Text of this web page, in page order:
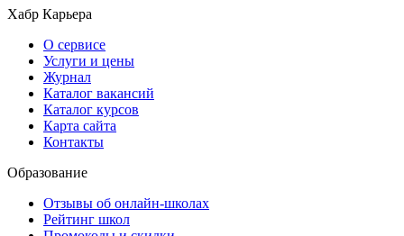
Хабр Карьера
О сервисе
Услуги и цены
Журнал
Каталог вакансий
Каталог курсов
Карта сайта
Контакты
Образование
Отзывы об онлайн-школах
Рейтинг школ